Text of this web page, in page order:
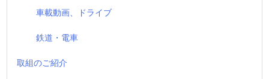
車載動画、ドライブ
鉄道・電車
取組のご紹介